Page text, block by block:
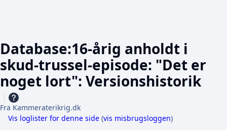
Database:16-årig anholdt i
skud-trussel-episode: "Det er
noget lort": Versionshistorik
Fra Kammeraterikrig.dk
Vis loglister for denne side (vis misbrugsloggen)